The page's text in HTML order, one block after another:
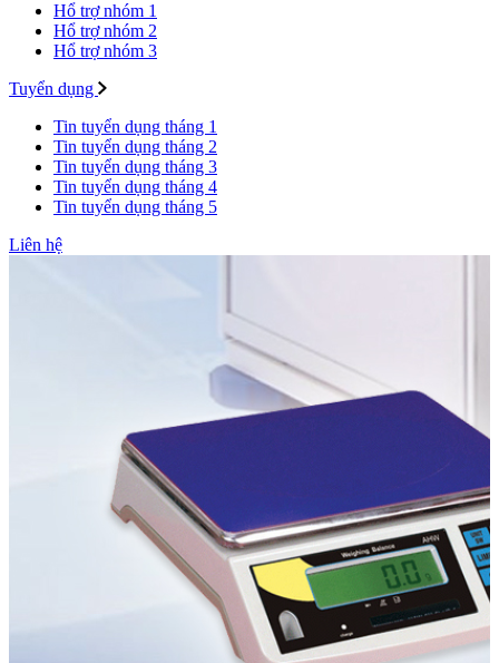
Hổ trợ nhóm 1
Hổ trợ nhóm 2
Hổ trợ nhóm 3
Tuyển dụng
Tin tuyển dụng tháng 1
Tin tuyển dụng tháng 2
Tin tuyển dụng tháng 3
Tin tuyển dụng tháng 4
Tin tuyển dụng tháng 5
Liên hệ